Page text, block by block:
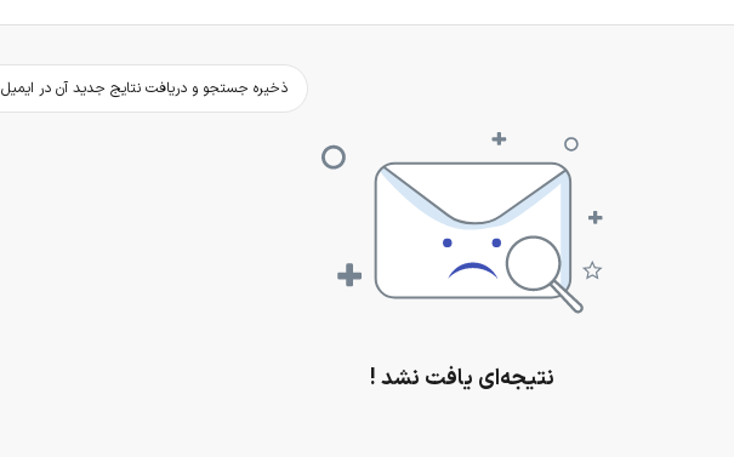
ذخیره جستجو و دریافت نتایج جدید آن در ایمیل
نتیجه‌ای یافت نشد !